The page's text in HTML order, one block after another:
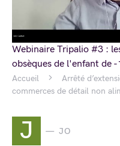
Accueil
Arrêté
commerces de détail non
J JO
Webinaire Tripalio #3 :
obsèques de l'enfant de -